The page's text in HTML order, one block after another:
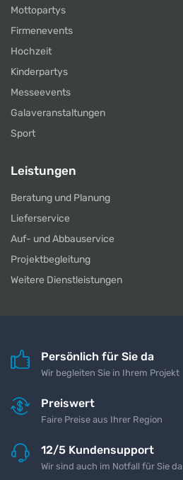
Mottopartys
Firmenevents
Hochzeit
Kinderpartys
Messeevents
Galaveranstaltungen
Sport
Leistungen
Beratung und Planung
Lieferservice
Auf- und Abbauservice
Projektbegleitung
Weitere Dienstleistungen
Persönlich für Sie da
Wir begleiten Sie in Ihrem Projekt
Preiswert
Faire Preise aus Ihrer Region
12/5 Kundensupport
Wir sind auch im Notfall für Sie da